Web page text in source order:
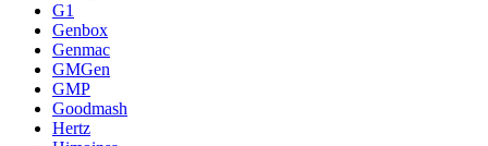
G1
Genbox
Genmac
GMGen
GMP
Goodmash
Hertz